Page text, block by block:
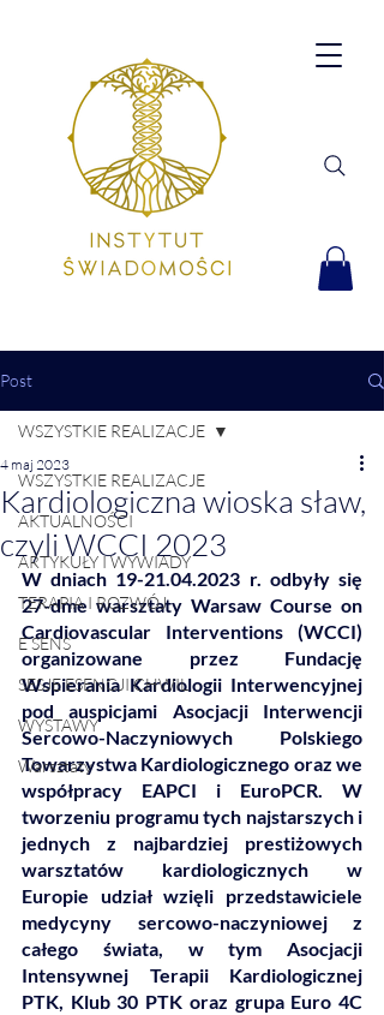
Post
WSZYSTKIE REALIZACJE
AKTUALNOŚCI
ARTYKUŁY I WYWIADY
TERAPIA I ROZWÓJ
E SENS
SESJE ESENCJI CHWIL
WYSTAWY
Warsztaty
WSZYSTKIE REALIZACJE
Kardiologiczna wioska sław,
czyli WCCI 2023
4 maj 2023
W dniach 19-21.04.2023 r. odbyły się
27-dme warsztaty Warsaw Course on
Cardiovascular Interventions (WCCI)
organizowane przez Fundację
Wspierania Kardiologii Interwencyjnej
pod auspicjami Asocjacji Interwencji
Sercowo-Naczyniowych Polskiego
Towarzystwa Kardiologicznego oraz we
współpracy EAPCI i EuroPCR. W
tworzeniu programu tych najstarszych i
jednych z najbardziej prestiżowych
warsztatów kardiologicznych w
Europie udział wzięli przedstawiciele
medycyny sercowo-naczyniowej z
całego świata, w tym Asocjacji
Intensywnej Terapii Kardiologicznej
PTK, Klub 30 PTK oraz grupa Euro 4C